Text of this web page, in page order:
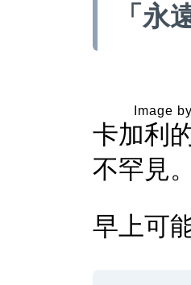
「永
Image
卡加利
不罕見。
早上可